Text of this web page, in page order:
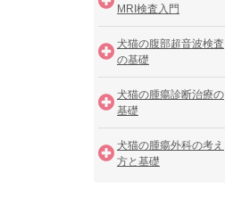
MRI検査入門
犬猫の腹部超音波検査
の基礎
犬猫の腫瘍診断治療の
基礎
犬猫の腫瘍外科の考え
方と基礎